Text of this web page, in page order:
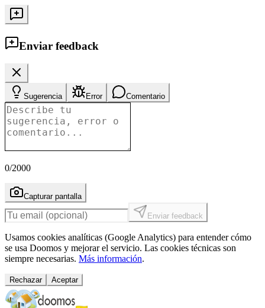
Enviar feedback
Sugerencia Error Comentario
0/2000
Capturar pantalla
Enviar feedback
Usamos cookies analíticas (Google Analytics) para entender cómo
se usa Doomos y mejorar el servicio. Las cookies técnicas son
siempre necesarias. Más información.
Rechazar Aceptar